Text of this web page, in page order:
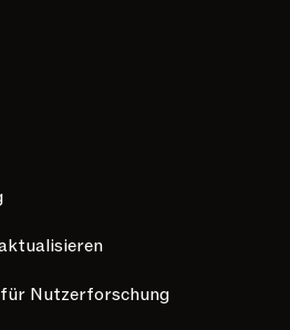
Nutzerforschung